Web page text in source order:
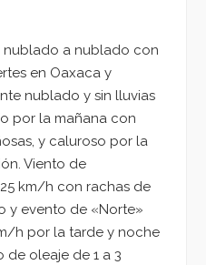
nublado a nublado con
en Oaxaca y
nublado y sin lluvias
por la mañana con
y caluroso por la
Viento de
km/h con rachas de
y evento de «Norte»
h por la tarde y noche
de oleaje de 1 a 3